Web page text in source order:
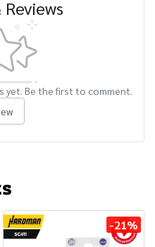
yet. Be the first to comment.
-21%